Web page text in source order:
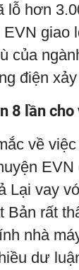
lỗ hơn
giao
của
điện
8 lần cho
về
Lại vay
Bản rất
nhà
dư